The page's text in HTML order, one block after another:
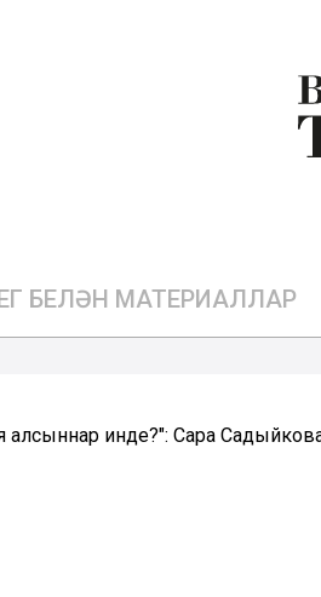
БЕЛӘН МАТЕРИАЛЛАР
алсыннар инде?": Сара